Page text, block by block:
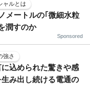
ャルとは
メートルの｢微細水粒
潤すのか
Sponsored
強さ
に込められた驚きや感
み出し続ける電通の